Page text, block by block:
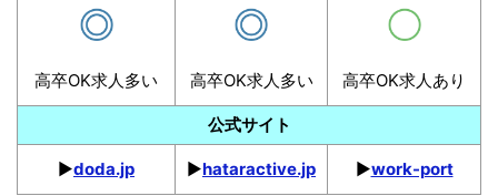
高卒OK求人多い 高卒OK求人多い 高卒OK求人あり
公式サイト
▶︎doda.jp ▶︎hataractive.jp ▶︎work-port